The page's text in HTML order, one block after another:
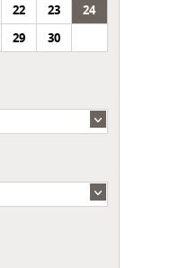
22 23
24
29 30